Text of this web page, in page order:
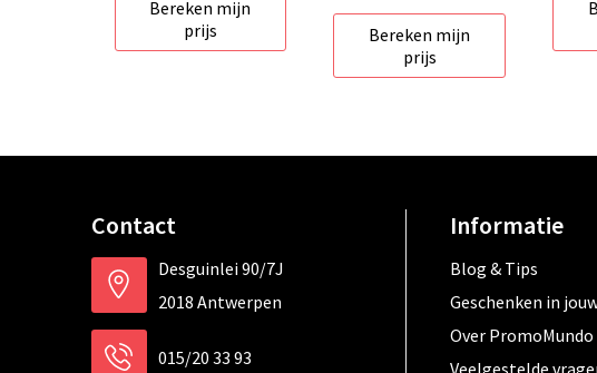
Bereken mijn
prijs
Bereken mijn
prijs
Contact
Desguinlei 90/7J
2018 Antwerpen
015/20 33 93
Informatie
Blog & Tips
Geschenken in
Over PromoMundo
Veelgestelde